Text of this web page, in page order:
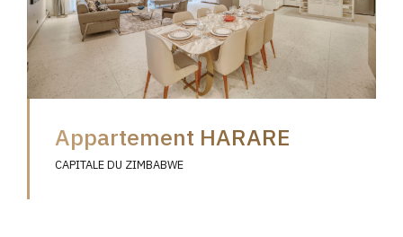
Appartement HARARE
CAPITALE DU ZIMBABWE